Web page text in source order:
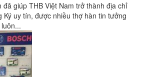
đã giúp THB Việt Nam trở thành địa chỉ
Ký uy tín, được nhiều thợ hàn tin tưởng